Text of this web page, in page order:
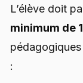
L’élève doit
minimum de
: